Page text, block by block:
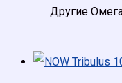
Другие